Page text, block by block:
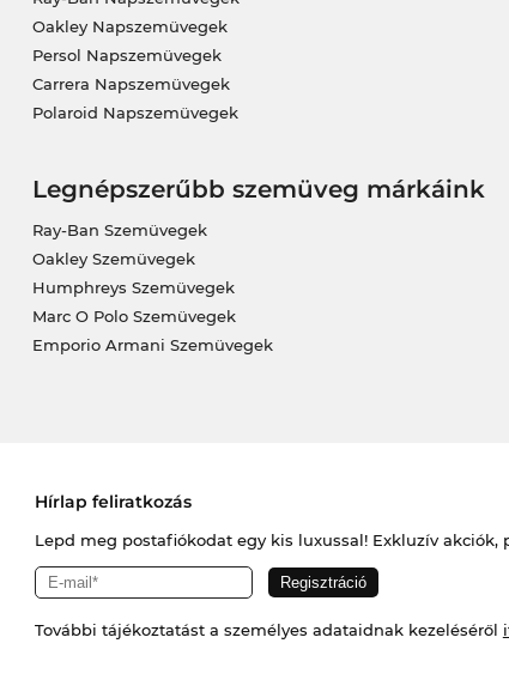
Oakley Napszemüvegek
Persol Napszemüvegek
Carrera Napszemüvegek
Polaroid Napszemüvegek
Legnépszerűbb szemüveg márkáink
Ray-Ban Szemüvegek
Oakley Szemüvegek
Humphreys Szemüvegek
Marc O Polo Szemüvegek
Emporio Armani Szemüvegek
Hírlap feliratkozás
Lepd meg postafiókodat egy kis luxussal! Exkluzív
További tájékoztatást a személyes adataidnak kezeléséről